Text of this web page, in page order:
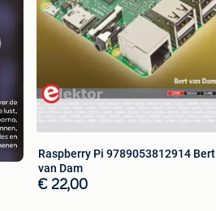
Raspberry Pi 9789053812914 Bert
van Dam
€ 22,00